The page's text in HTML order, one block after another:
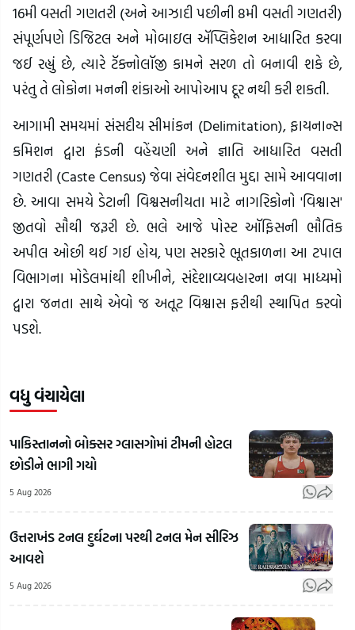
16મી વસતી ગણતરી (અને આઝાદી પછીની 8મી વસતી ગણતરી)
સંપૂર્ણપણે ડિજિટલ અને મોબાઇલ ઍપ્લિકેશન આધારિત કરવા
જઈ રહ્યું છે, ત્યારે ટૅક્નોલૉજી કામને સરળ તો બનાવી શકે છે,
પરંતુ તે લોકોના મનની શંકાઓ આપોઆપ દૂર નથી કરી શકતી.
આગામી સમયમાં સંસદીય સીમાંકન (Delimitation), ફાયનાન્સ
કમિશન દ્વારા ફંડની વહેંચણી અને જ્ઞાતિ આધારિત વસતી
ગણતરી (Caste Census) જેવા સંવેદનશીલ મુદ્દા સામે આવવાના
છે. આવા સમયે ડેટાની વિશ્વસનીયતા માટે નાગરિકોનો 'વિશ્વાસ'
જીતવો સૌથી જરૂરી છે. ભલે આજે પોસ્ટ ઑફિસની ભૌતિક
અપીલ ઓછી થઈ ગઈ હોય, પણ સરકારે ભૂતકાળના આ ટપાલ
વિભાગના મોડેલમાંથી શીખીને, સંદેશાવ્યવહારના નવા માધ્યમો
દ્વારા જનતા સાથે એવો જ અતૂટ વિશ્વાસ ફરીથી સ્થાપિત કરવો
પડશે.
વધુ વંચાયેલા
પાકિસ્તાનનો બોક્સર ગ્લાસગોમાં ટીમની હોટલ
છોડીને ભાગી ગયો
5 Aug 2026
ઉત્તરાખંડ ટનલ દુર્ઘટના પરથી ટનલ મેન સીરિઝ
આવશે
5 Aug 2026